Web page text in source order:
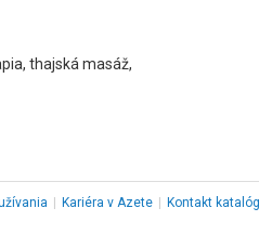
thajská masáž,
Kariéra v Azete Kontakt katalóg